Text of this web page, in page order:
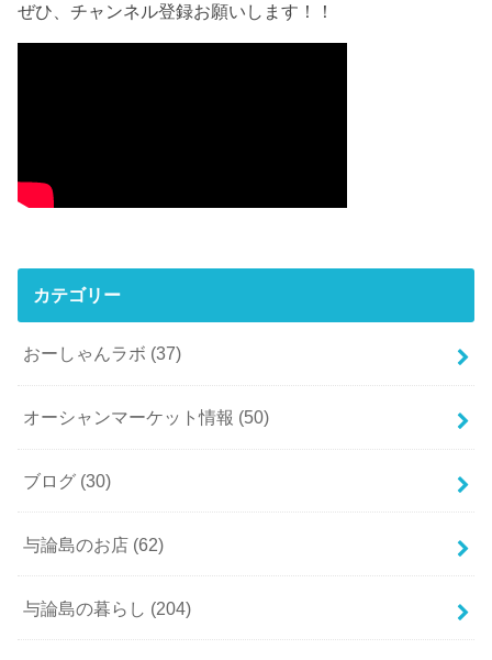
ぜひ、チャンネル登録お願いします！！
カテゴリー
おーしゃんラボ (37)
オーシャンマーケット情報 (50)
ブログ (30)
与論島のお店 (62)
与論島の暮らし (204)